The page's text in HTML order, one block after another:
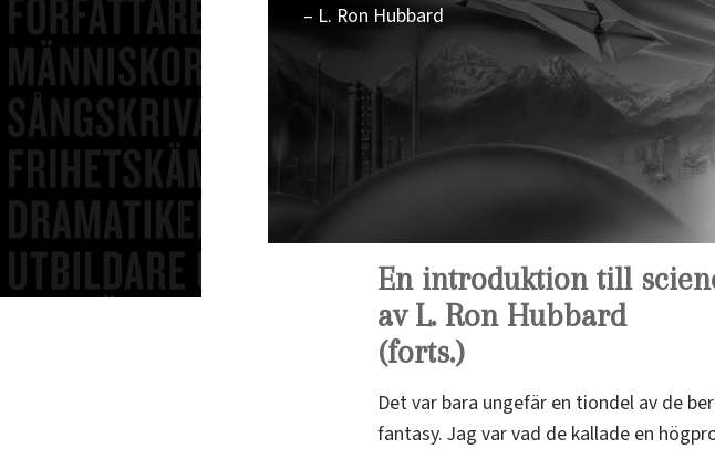
– L. Ron Hubbard
En introduktion till
av L. Ron Hubbard
(forts.)
Det var bara ungefär en tiondel av de
fantasy. Jag var vad de kallade en